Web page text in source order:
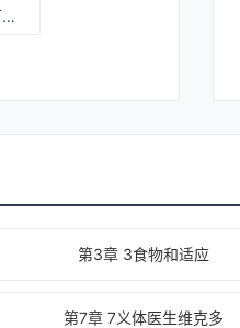
赛博朋克2075百度网盘
第3章 3食物和适应
第7章 7义体医生维克多